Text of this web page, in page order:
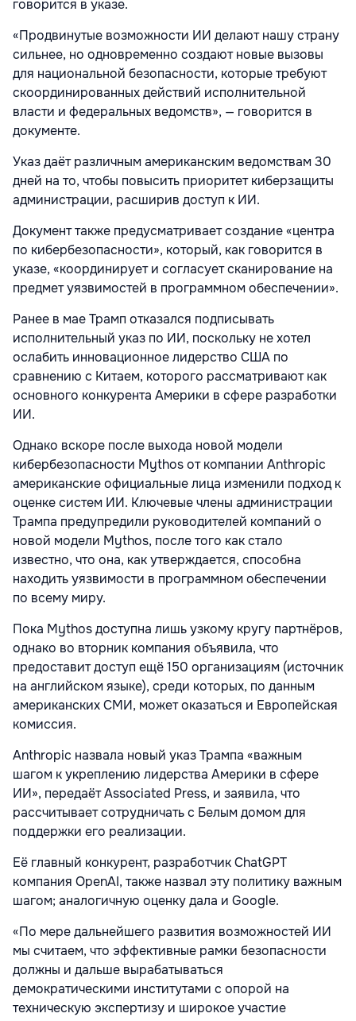
говорится в указе.
«Продвинутые возможности ИИ делают нашу страну
сильнее, но одновременно создают новые вызовы
для национальной безопасности, которые требуют
скоординированных действий исполнительной
власти и федеральных ведомств», — говорится в
документе.
Указ даёт различным американским ведомствам 30
дней на то, чтобы повысить приоритет киберзащиты
администрации, расширив доступ к ИИ.
Документ также предусматривает создание «центра
по кибербезопасности», который, как говорится в
указе, «координирует и согласует сканирование на
предмет уязвимостей в программном обеспечении».
Ранее в мае Трамп отказался подписывать
исполнительный указ по ИИ, поскольку не хотел
ослабить инновационное лидерство США по
сравнению с Китаем, которого рассматривают как
основного конкурента Америки в сфере разработки
ИИ.
Однако вскоре после выхода новой модели
кибербезопасности Mythos от компании Anthropic
американские официальные лица изменили подход к
оценке систем ИИ. Ключевые члены администрации
Трампа предупредили руководителей компаний о
новой модели Mythos, после того как стало
известно, что она, как утверждается, способна
находить уязвимости в программном обеспечении
по всему миру.
Пока Mythos доступна лишь узкому кругу партнёров,
однако во вторник компания объявила, что
предоставит доступ ещё 150 организациям (источник
на английском языке), среди которых, по данным
американских СМИ, может оказаться и Европейская
комиссия.
Anthropic назвала новый указ Трампа «важным
шагом к укреплению лидерства Америки в сфере
ИИ», передаёт Associated Press, и заявила, что
рассчитывает сотрудничать с Белым домом для
поддержки его реализации.
Её главный конкурент, разработчик ChatGPT
компания OpenAI, также назвал эту политику важным
шагом; аналогичную оценку дала и Google.
«По мере дальнейшего развития возможностей ИИ
мы считаем, что эффективные рамки безопасности
должны и дальше вырабатываться
демократическими институтами с опорой на
техническую экспертизу и широкое участие